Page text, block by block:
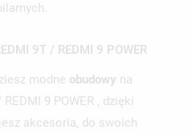
9T / REDMI 9 POWER
modne obudowy na
9 POWER , dzięki
akcesoria, do swoich
add_circle_outlineUTWÓRZ NOWĄ LISTĘ
BY ZAPISAĆ PRODUKTY NA